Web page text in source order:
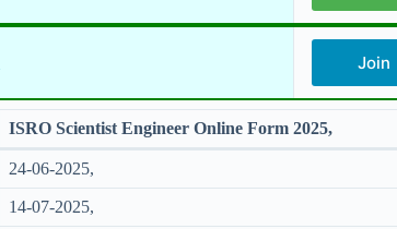
Join
ISRO Scientist Engineer Online Form 2025,
24-06-2025,
14-07-2025,